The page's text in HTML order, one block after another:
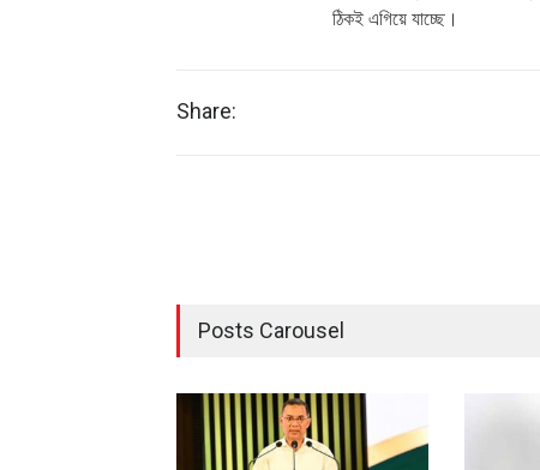
ঠিকই এগিয়ে যাচ্ছে।
Share:
Posts Carousel